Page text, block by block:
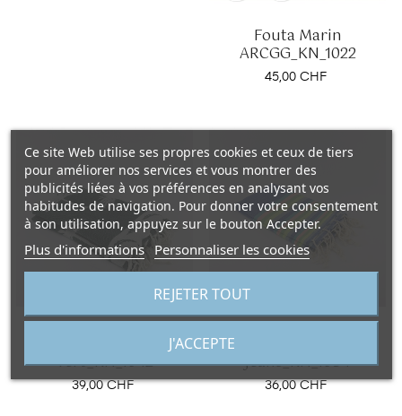
Fouta Marin
ARCGG_KN_1022
Prix
45,00 CHF
vert_KN_1042
Prix
39,00 CHF
Fouta Parrot bleu
jeans_KN_1034
Prix
36,00 CHF
Ce site Web utilise ses propres cookies et ceux de tiers
pour améliorer nos services et vous montrer des
publicités liées à vos préférences en analysant vos
habitudes de navigation. Pour donner votre consentement
à son utilisation, appuyez sur le bouton Accepter.
Plus d'informations Personnaliser les cookies
REJETER TOUT
J'ACCEPTE